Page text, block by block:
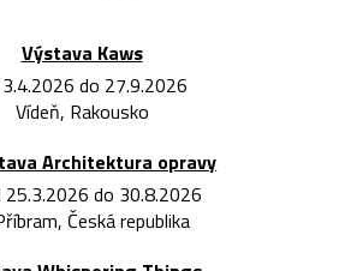
Výstava Kaws
do 27.9.2026
Vídeň, Rakousko
Architektura opravy
25.3.2026 do 30.8.2026
Česká republika